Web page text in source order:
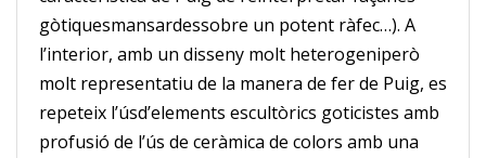
gòtiquesmansardessobre un potent ràfec…). A
l’interior, amb un disseny molt heterogeniperò
molt representatiu de la manera de fer de Puig, es
repeteix l’úsd’elements escultòrics goticistes amb
profusió de l’ús de ceràmica de colors amb una